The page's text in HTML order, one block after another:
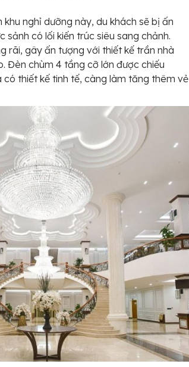
nghỉ dưỡng này, du khách sẽ bị ấn
sảnh có lối kiến trúc siêu sang chảnh.
rãi, gây ấn tượng với thiết kế trần nhà
Đèn chùm 4 tầng cỡ lớn được chiếu
thiết kế tinh tế, càng làm tăng thêm vẻ